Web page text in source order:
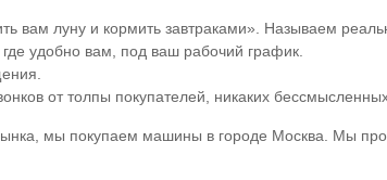
вам луну и кормить завтраками». Называем
удобно вам, под ваш рабочий график.
от толпы покупателей, никаких
мы покупаем машины в городе Москва. Мы